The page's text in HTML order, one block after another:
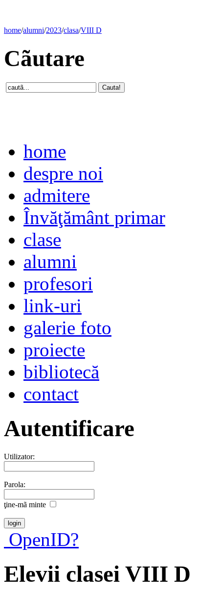
home/alumni/2023/clasa/VIII D
Cãutare
home
despre noi
admitere
Învăţământ primar
clase
alumni
profesori
link-uri
galerie foto
proiecte
bibliotecă
contact
Autentificare
Utilizator:
Parola:
ţine-mã minte
OpenID?
Elevii clasei VIII D